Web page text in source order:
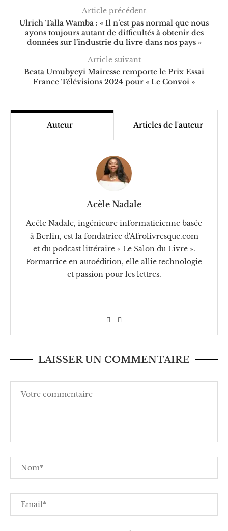
Article précédent
Ulrich Talla Wamba : « Il n’est pas normal que nous
ayons toujours autant de difficultés à obtenir des
données sur l’industrie du livre dans nos pays »
Article suivant
Beata Umubyeyi Mairesse remporte le Prix Essai
France Télévisions 2024 pour « Le Convoi »
Auteur Articles de l'auteur
Acèle Nadale
Acèle Nadale, ingénieure informaticienne basée
à Berlin, est la fondatrice d'Afrolivresque.com
et du podcast littéraire « Le Salon du Livre ».
Formatrice en autoédition, elle allie technologie
et passion pour les lettres.
LAISSER UN COMMENTAIRE